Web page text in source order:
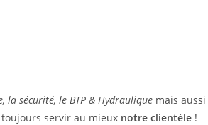
la sécurité, le BTP & Hydraulique mais aussi
servir au mieux notre clientèle !